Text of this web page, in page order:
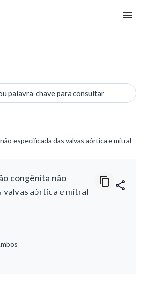
palavra-chave para consultar
especificada das valvas aórtica e mitral
congênita não
valvas aórtica e mitral